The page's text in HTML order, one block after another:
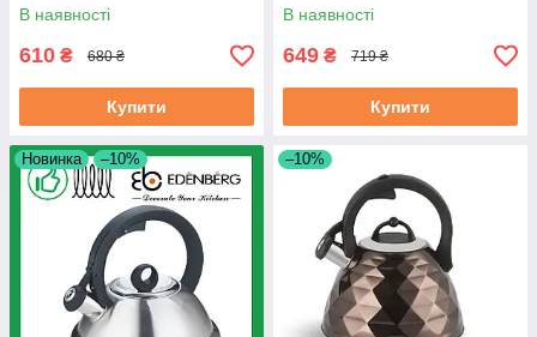
В наявності
610 ₴ 680 ₴
Купити
В наявності
649 ₴ 719 ₴
Купити
Новинка –10% –10%